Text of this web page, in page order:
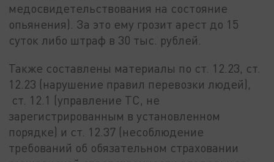
медосвидетельствования на состояние
опьянения). За это ему грозит арест до 15
суток либо штраф в 30 тыс. рублей.
Также составлены материалы по ст. 12.23, ст.
12.23 (нарушение правил перевозки людей),
ст. 12.1 (управление ТС, не
зарегистрированным в установленном
порядке) и ст. 12.37 (несоблюдение
требований об обязательном страховании